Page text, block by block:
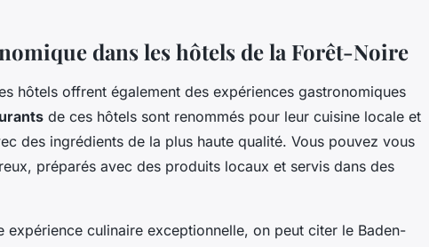
dans les hôtels de la Forêt-Noire
hôtels offrent également des expériences gastronomiques
de ces hôtels sont renommés pour leur cuisine locale et
des ingrédients de la plus haute qualité. Vous pouvez vous
préparés avec des produits locaux et servis dans des
expérience culinaire exceptionnelle, on peut citer le Baden-